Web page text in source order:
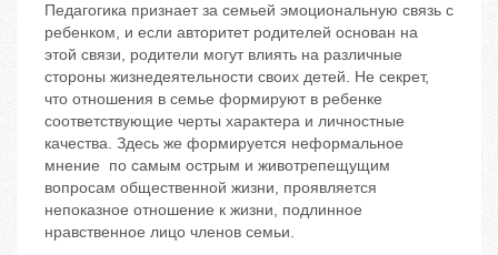
Педагогика признает за семьей эмоциональную связь с
ребенком, и если авторитет родителей основан на
этой связи, родители могут влиять на различные
стороны жизнедеятельности своих детей. Не секрет,
что отношения в семье формируют в ребенке
соответствующие черты характера и личностные
качества. Здесь же формируется неформальное
мнение по самым острым и животрепещущим
вопросам общественной жизни, проявляется
непоказное отношение к жизни, подлинное
нравственное лицо членов семьи.